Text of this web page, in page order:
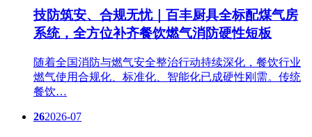
技防筑安、合规无忧｜百丰厨具全标配煤气房
系统，全方位补齐餐饮燃气消防硬性短板
随着全国消防与燃气安全整治行动持续深化，餐饮行业
燃气使用合规化、标准化、智能化已成硬性刚需。传统
餐饮…
262026-07